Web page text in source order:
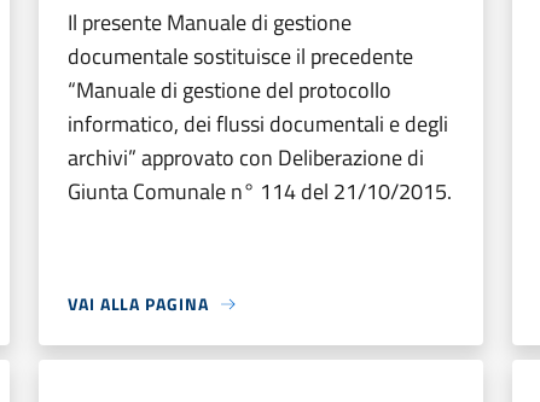
Il presente Manuale di gestione
documentale sostituisce il precedente
“Manuale di gestione del protocollo
informatico, dei flussi documentali e degli
archivi” approvato con Deliberazione di
Giunta Comunale n° 114 del 21/10/2015.
VAI ALLA PAGINA